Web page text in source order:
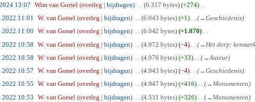
13:07 Wim van Gorsel overleg bijdragen 6.317 bytes
+274
2022 11:01 W. van Gorsel overleg bijdragen 6.043 bytes +1 →Geschiedenis
2022 11:00 W. van Gorsel overleg bijdragen 6.042 bytes
+1.070
2022 10:58 W. van Gorsel overleg bijdragen 4.972 bytes −4 → Het dorp:
2022 10:58 W. van Gorsel overleg bijdragen 4.976 bytes +33 →Auteur
2022 10:57 W. van Gorsel overleg bijdragen 4.943 bytes −4 →Geschiedenis
2022 10:55 W. van Gorsel overleg bijdragen 4.947 bytes +416 →Monumenten
2022 10:53 W. van Gorsel overleg bijdragen 4.531 bytes +326 → Monumenten